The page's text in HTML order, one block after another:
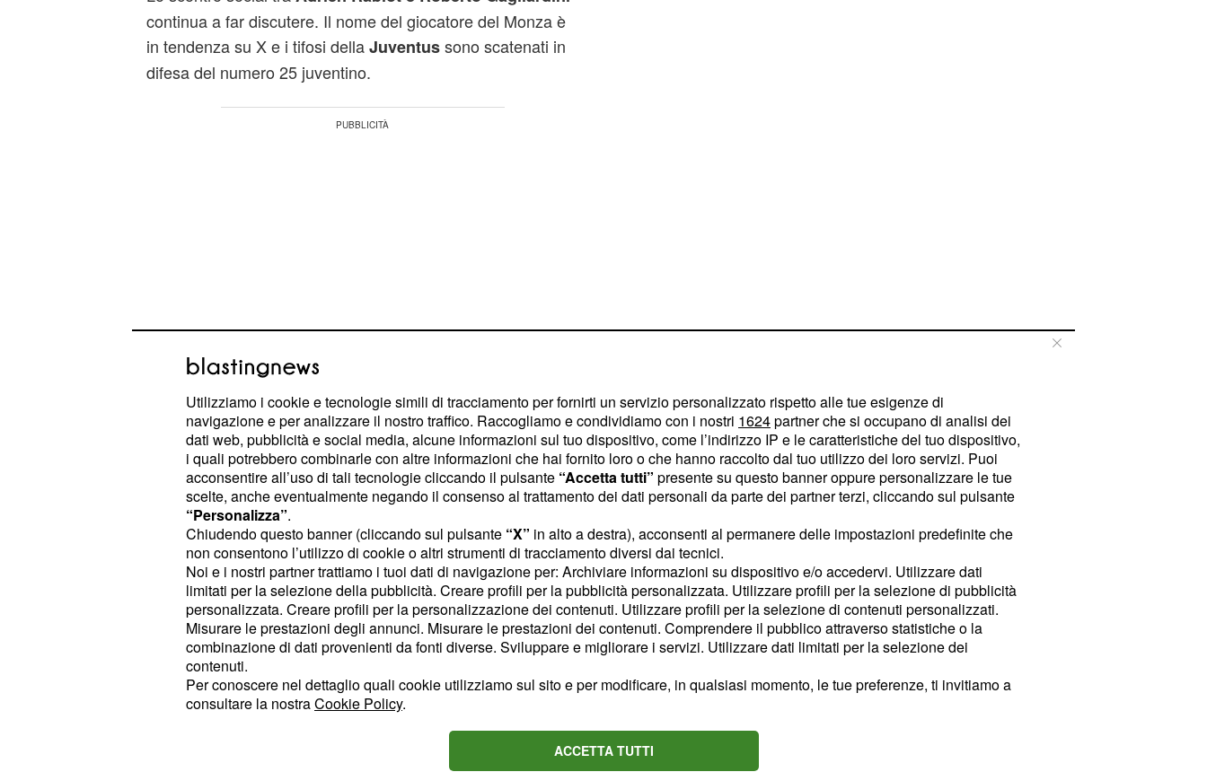
continua a far discutere. Il nome del giocatore del Monza è
in tendenza su X e i tifosi dellaJuventussono scatenati in
difesa del numero 25 juventino.
La presa in giro di Gagliardini a Rabiot è rimasta indigesta al
popolo della Vecchia Signora che fin da subito si è
mobilitato per tutelare il francese. Inoltre, i tifosi della
Juventus hanno apprezzato e non poco la risposta di
Rabiot. Il giocatore bianconero ha sottolineato che prima di
fare certi gesti è meglio aspettare la fine della partita.
Ma la querelle è proseguita anche in queste ore, con la
risposta di Gagliardini che non è andata giù ai sostenitori
bianconeri. Secondo i tifosi juventini Gagliardini ha fatto una
doppia brutta figura e probabilmente avrebbe
semplicemente dovuto porgere le sue scuse a Rabiot. Si
giocatore: “In un mondo di Gagliardini siate Adrien Rabiot”.
Utilizziamo i cookie e tecnologie simili di tracciamento per fornirti un servizio personalizzato rispetto alle tue esigenze di
navigazione e per analizzare il nostro traffico. Raccogliamo e condividiamo con i nostri 1624partner che si occupano di analisi dei
dati web, pubblicità e social media, alcune informazioni sul tuo dispositivo, come l’indirizzo IP e le caratteristiche del tuo dispositivo,
i quali potrebbero combinarle con altre informazioni che hai fornito loro o che hanno raccolto dal tuo utilizzo dei loro servizi. Puoi
acconsentire all’uso di tali tecnologie cliccando il pulsante “Accetta tutti” presente su questo banner oppure personalizzare le tue
scelte, anche eventualmente negando il consenso al trattamento dei dati personali da parte dei partner terzi, cliccando sul pulsante
“Personalizza”.
Chiudendo questo banner (cliccando sul pulsante “X” in alto a destra), acconsenti al permanere delle impostazioni predefinite che
non consentono l’utilizzo di cookie o altri strumenti di tracciamento diversi dai tecnici.
Noi e i nostri partner trattiamo i tuoi dati di navigazione per: Archiviare informazioni su dispositivo e/o accedervi. Utilizzare dati
limitati per la selezione della pubblicità. Creare profili per la pubblicità personalizzata. Utilizzare profili per la selezione di pubblicità
personalizzata. Creare profili per la personalizzazione dei contenuti. Utilizzare profili per la selezione di contenuti personalizzati.
Misurare le prestazioni degli annunci. Misurare le prestazioni dei contenuti. Comprendere il pubblico attraverso statistiche o la
combinazione di dati provenienti da fonti diverse. Sviluppare e migliorare i servizi. Utilizzare dati limitati per la selezione dei
contenuti.
Per conoscere nel dettaglio quali cookie utilizziamo sul sito e per modificare, in qualsiasi momento, le tue preferenze, ti invitiamo a
consultare la nostraCookie Policy.
ACCETTA TUTTI